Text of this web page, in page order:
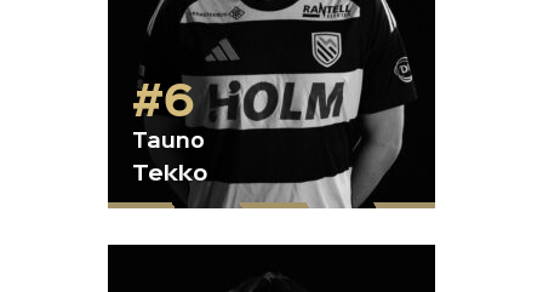
#6
Tauno
Tekko